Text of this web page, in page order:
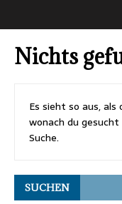
Nichts
Es sieht so aus,
wonach du
Suche.
SUCHEN